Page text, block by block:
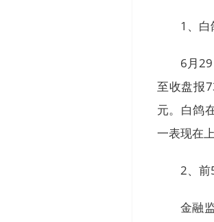
1、
6月
至收盘报
元。白鸽
一表现在
2、前
金融